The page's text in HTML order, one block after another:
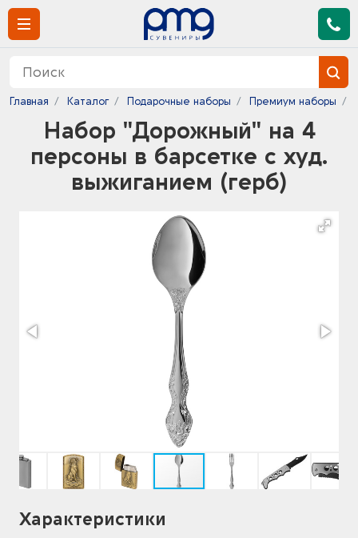
Главная Каталог Подарочные наборы Премиум наборы
Набор "Дорожный" на 4
персоны в барсетке с худ.
выжиганием (герб)
Характеристики